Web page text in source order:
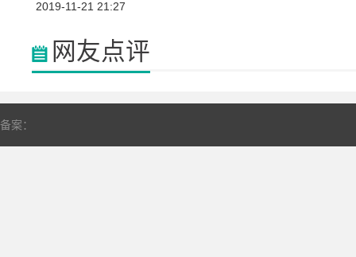
2019-11-21 21:27
网友点评
备案：